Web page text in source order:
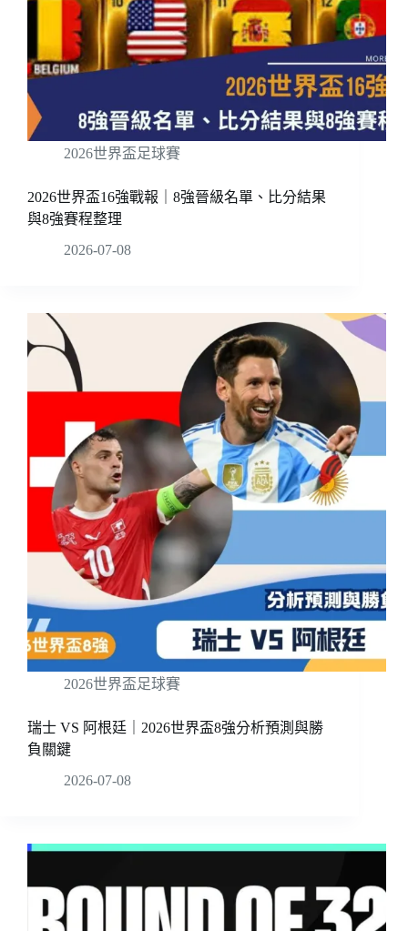
2026世界盃足球賽
2026世界盃16強戰報｜8強晉級名單、比分結果
與8強賽程整理
2026-07-08
2026世界盃足球賽
瑞士 VS 阿根廷｜2026世界盃8強分析預測與勝
負關鍵
2026-07-08